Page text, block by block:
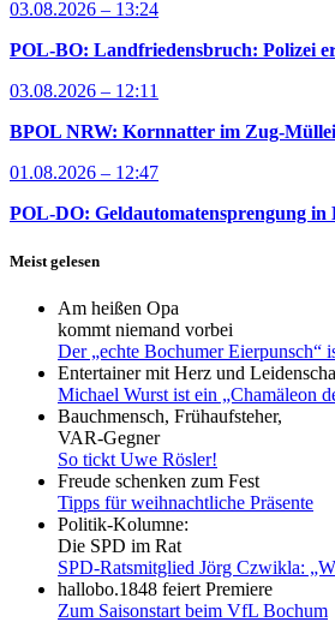
03.08.2026 – 13:24
POL-BO: Landfriedensbruch: Polizei
03.08.2026 – 12:11
BPOL NRW: Kornnatter im Zug-
01.08.2026 – 12:47
POL-DO: Geldautomatensprengung in
Meist gelesen
Am heißen Opa
kommt niemand vorbei
Der „echte Bochumer Eierpunsch“
Entertainer mit Herz und
Michael Wurst ist ein „Chamäleon
Bauchmensch, Frühaufsteher,
VAR-Gegner
So tickt Uwe Rösler!
Freude schenken zum Fest
Tipps für weihnachtliche Präsente
Politik-Kolumne:
Die SPD im Rat
SPD-Ratsmitglied Jörg Czwikla:
hallobo.1848 feiert Premiere
Zum Saisonstart beim VfL Bochum